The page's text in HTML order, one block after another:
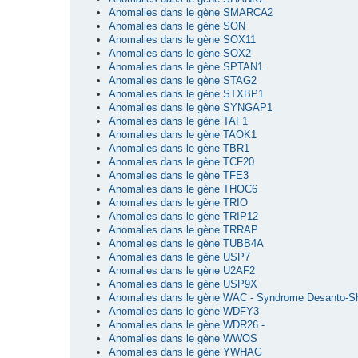
Anomalies dans le gène SMARCA2
Anomalies dans le gène SON
Anomalies dans le gène SOX11
Anomalies dans le gène SOX2
Anomalies dans le gène SPTAN1
Anomalies dans le gène STAG2
Anomalies dans le gène STXBP1
Anomalies dans le gène SYNGAP1
Anomalies dans le gène TAF1
Anomalies dans le gène TAOK1
Anomalies dans le gène TBR1
Anomalies dans le gène TCF20
Anomalies dans le gène TFE3
Anomalies dans le gène THOC6
Anomalies dans le gène TRIO
Anomalies dans le gène TRIP12
Anomalies dans le gène TRRAP
Anomalies dans le gène TUBB4A
Anomalies dans le gène USP7
Anomalies dans le gène U2AF2
Anomalies dans le gène USP9X
Anomalies dans le gène WAC - Syndrome Desanto-
Anomalies dans le gène WDFY3
Anomalies dans le gène WDR26 -
Anomalies dans le gène WWOS
Anomalies dans le gène YWHAG